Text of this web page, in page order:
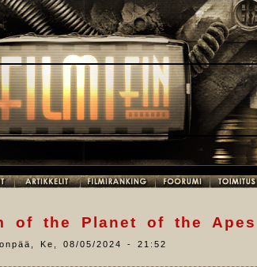
of the Planet of the Apes
Ke, 08/05/2024 - 21:52